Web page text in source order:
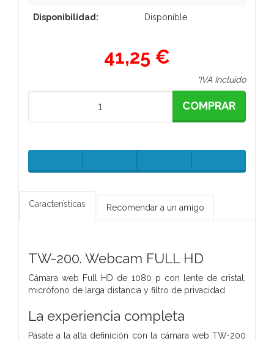
Disponibilidad: Disponible
41,25 €
*IVA Incluido
COMPRAR
Características Recomendar a un amigo
TW-200. Webcam FULL HD
Cámara web Full HD de 1080 p con lente de cristal,
micrófono de larga distancia y filtro de privacidad
La experiencia completa
Pásate a la alta definición con la cámara web TW-200